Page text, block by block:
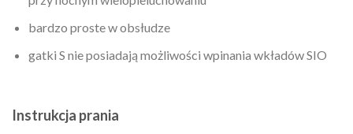
bardzo proste w obsłudze
gatki S nie posiadają możliwości wpinania wkładów SIO
Instrukcja prania